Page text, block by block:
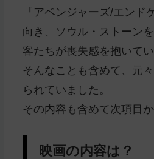
『アベンジャーズ/エン
向き、ソウル・ストーン
客たちが喪失感を抱いてい
そんなことも含めて、元
られていました。
その内容も含めて次項目
映画の内容は？